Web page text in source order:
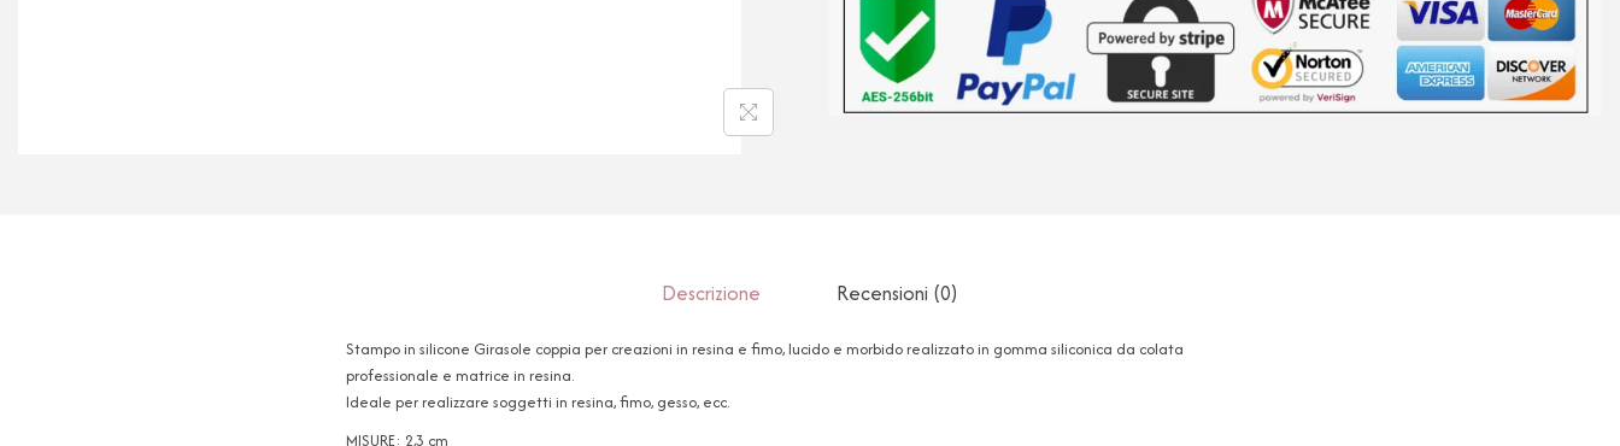
Descrizione Recensioni (0)
Stampo in silicone Girasole coppia per creazioni in resina e fimo, lucido e morbido realizzato in gomma siliconica da colata
professionale e matrice in resina.
Ideale per realizzare soggetti in resina, fimo, gesso, ecc.
MISURE: 2,3 cm